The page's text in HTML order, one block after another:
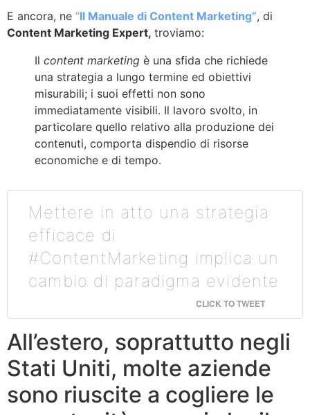
E ancora, ne “Il Manuale di Content Marketing”, di
Content Marketing Expert, troviamo:
Il content marketing è una sfida che richiede
una strategia a lungo termine ed obiettivi
misurabili; i suoi effetti non sono
immediatamente visibili. Il lavoro svolto, in
particolare quello relativo alla produzione dei
contenuti, comporta dispendio di risorse
economiche e di tempo.
Mettere in atto una strategia
efficace di
#ContentMarketing implica un
cambio di paradigma evidente
CLICK TO TWEET
All’estero, soprattutto negli
Stati Uniti, molte aziende
sono riuscite a cogliere le